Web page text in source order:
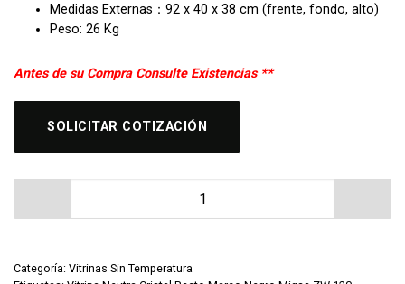
Medidas Externas：92 x 40 x 38 cm (frente, fondo, alto)
Peso: 26 Kg
Antes de su Compra Consulte Existencias **
SOLICITAR COTIZACIÓN
Vitrina Neutra Cristal Recto Marco Negro Migsa ZW-
Categoría: Vitrinas Sin Temperatura